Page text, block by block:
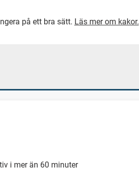
på ett bra sätt. Läs mer om kakor.
i mer än 60 minuter